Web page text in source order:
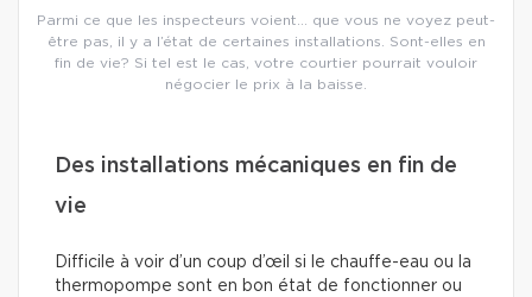
Parmi ce que les inspecteurs voient… que vous ne voyez peut-
être pas, il y a l’état de certaines installations. Sont-elles en
fin de vie? Si tel est le cas, votre courtier pourrait vouloir
négocier le prix à la baisse.
Des installations mécaniques en fin de
vie
Difficile à voir d’un coup d’œil si le chauffe-eau ou la
thermopompe sont en bon état de fonctionner ou